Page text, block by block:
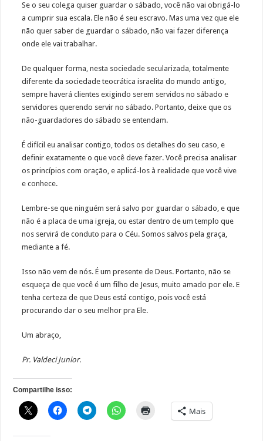
Se o seu colega quiser guardar o sábado, você não vai obrigá-lo
a cumprir sua escala. Ele não é seu escravo. Mas uma vez que ele
não quer saber de guardar o sábado, não vai fazer diferença
onde ele vai trabalhar.
De qualquer forma, nesta sociedade secularizada, totalmente
diferente da sociedade teocrática israelita do mundo antigo,
sempre haverá clientes exigindo serem servidos no sábado e
servidores querendo servir no sábado. Portanto, deixe que os
não-guardadores do sábado se entendam.
É difícil eu analisar contigo, todos os detalhes do seu caso, e
definir exatamente o que você deve fazer. Você precisa analisar
os princípios com oração, e aplicá-los à realidade que você vive
e conhece.
Lembre-se que ninguém será salvo por guardar o sábado, e que
não é a placa de uma igreja, ou estar dentro de um templo que
nos servirá de conduto para o Céu. Somos salvos pela graça,
mediante a fé.
Isso não vem de nós. É um presente de Deus. Portanto, não se
esqueça de que você é um filho de Jesus, muito amado por ele. E
tenha certeza de que Deus está contigo, pois você está
procurando dar o seu melhor pra Ele.
Um abraço,
Pr. Valdeci Junior.
Compartilhe isso:
Mais